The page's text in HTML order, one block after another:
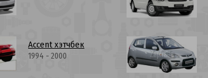
Accent хэтчбек
1994 - 2000